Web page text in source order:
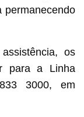
permanecendo
os
para a Linha
3000, em